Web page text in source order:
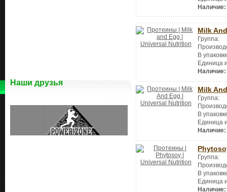
Наши друзья
Наличие:
Milk
Группа:
В
Единица
Наличие:
Milk
Группа:
В
Единица
Наличие:
Группа:
В
Единица
Наличие: